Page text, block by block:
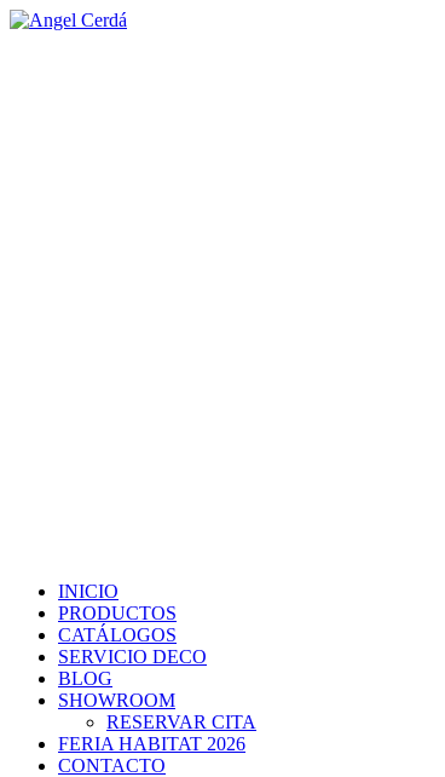
INICIO
PRODUCTOS
CATÁLOGOS
SERVICIO DECO
BLOG
SHOWROOM
RESERVAR CITA
FERIA HABITAT 2026
CONTACTO